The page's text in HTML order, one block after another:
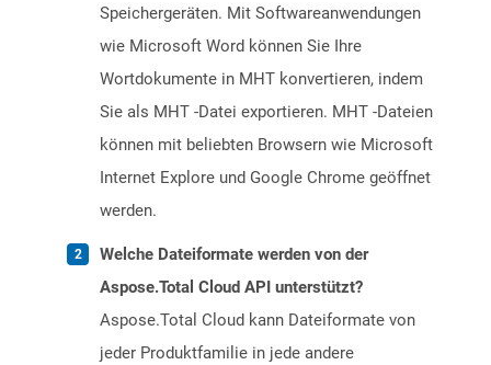
Speichergeräten. Mit Softwareanwendungen
wie Microsoft Word können Sie Ihre
Wortdokumente in MHT konvertieren, indem
Sie als MHT -Datei exportieren. MHT -Dateien
können mit beliebten Browsern wie Microsoft
Internet Explore und Google Chrome geöffnet
werden.
Welche Dateiformate werden von der
Aspose.Total Cloud API unterstützt?
Aspose.Total Cloud kann Dateiformate von
jeder Produktfamilie in jede andere